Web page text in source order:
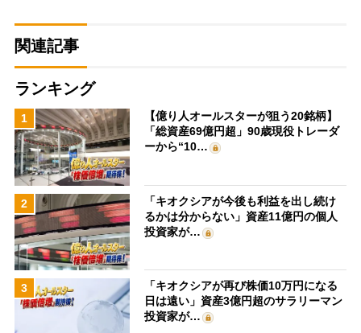
関連記事
ランキング
1
【億り人オールスターが狙う20銘柄】
「総資産69億円超」90歳現役トレーダ
ーから“10…
2
「キオクシアが今後も利益を出し続け
るかは分からない」資産11億円の個人
投資家が…
3
「キオクシアが再び株価10万円になる
日は遠い」資産3億円超のサラリーマン
投資家が…